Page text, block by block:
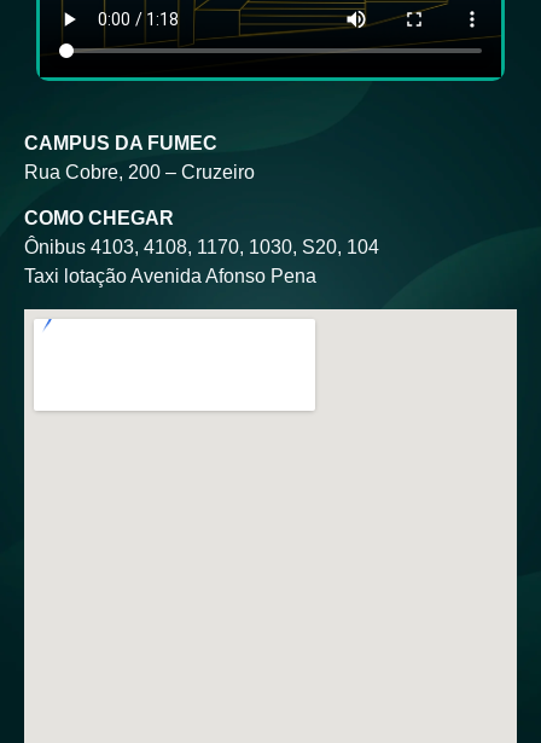
CAMPUS DA FUMEC
Rua Cobre, 200 – Cruzeiro
COMO CHEGAR
Ônibus 4103, 4108, 1170, 1030, S20, 104
Taxi lotação Avenida Afonso Pena